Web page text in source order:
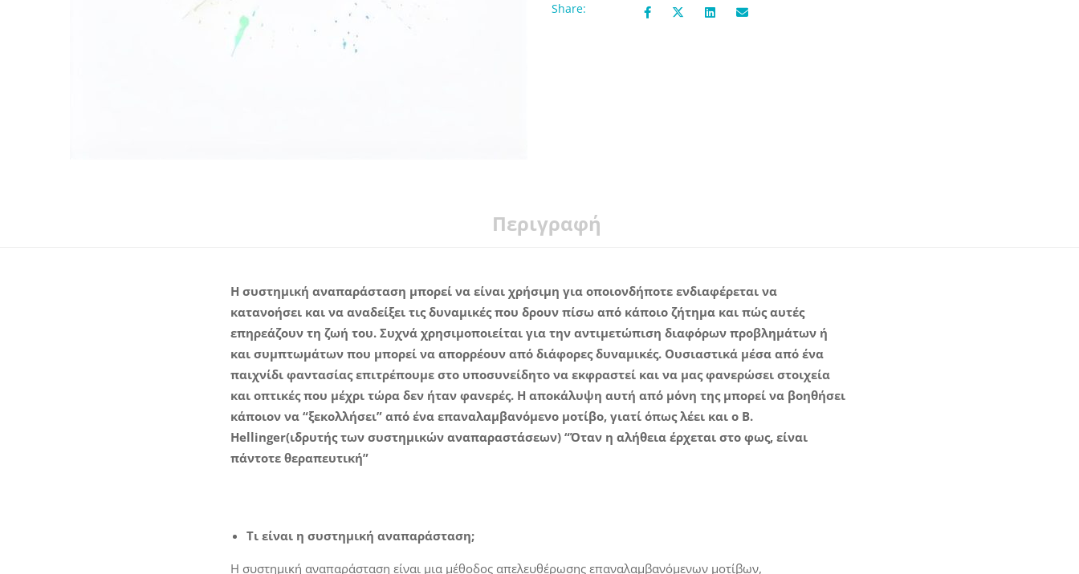
Share:
Περιγραφή
Η συστημική αναπαράσταση μπορεί να είναι χρήσιμη για οποιονδήποτε ενδιαφέρεται να
κατανοήσει και να αναδείξει τις δυναμικές που δρουν πίσω από κάποιο ζήτημα και πώς αυτές
επηρεάζουν τη ζωή του. Συχνά χρησιμοποιείται για την αντιμετώπιση διαφόρων προβλημάτων ή
και συμπτωμάτων που μπορεί να απορρέουν από διάφορες δυναμικές. Ουσιαστικά μέσα από ένα
παιχνίδι φαντασίας επιτρέπουμε στο υποσυνείδητο να εκφραστεί και να μας φανερώσει στοιχεία
και οπτικές που μέχρι τώρα δεν ήταν φανερές. Η αποκάλυψη αυτή από μόνη της μπορεί να βοηθήσει
κάποιον να “ξεκολλήσει” από ένα επαναλαμβανόμενο μοτίβο, γιατί όπως λέει και ο Β.
Hellinger(ιδρυτής των συστημικών αναπαραστάσεων) “Όταν η αλήθεια έρχεται στο φως, είναι
πάντοτε θεραπευτική”
Τι είναι η συστημική αναπαράσταση;
Η συστημική αναπαράσταση είναι μια μέθοδος απελευθέρωσης επαναλαμβανόμενων μοτίβων,